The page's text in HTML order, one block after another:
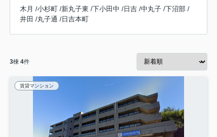
木月 /小杉町 /新丸子東 /下小田中 /日吉 /中丸子 /下沼部 /
井田 /丸子通 /日吉本町
3棟 4件
賃貸マンション